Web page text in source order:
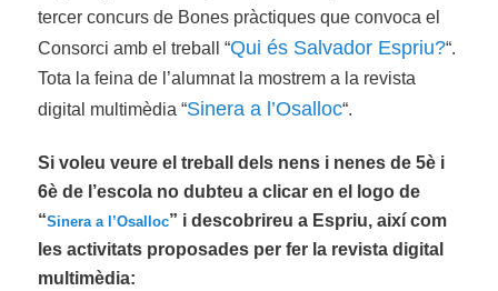
tercer concurs de Bones pràctiques que convoca el
Consorci amb el treball “Qui és Salvador Espriu?“.
Tota la feina de l’alumnat la mostrem a la revista
digital multimèdia “Sinera a l’Osalloc“.
Si voleu veure el treball dels nens i nenes de 5è i
6è de l’escola no dubteu a clicar en el logo de
“Sinera a l’Osalloc” i descobrireu a Espriu, així com
les activitats proposades per fer la revista digital
multimèdia: